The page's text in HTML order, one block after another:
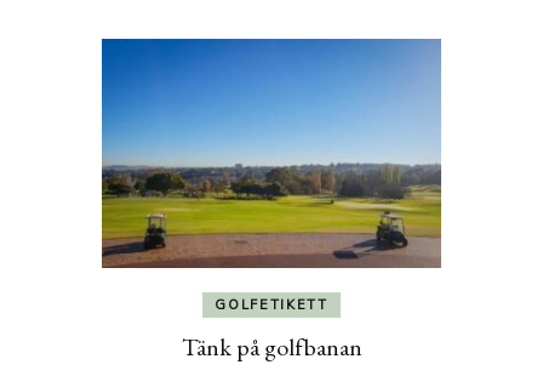
GOLFETIKETT
Tänk på golfbanan